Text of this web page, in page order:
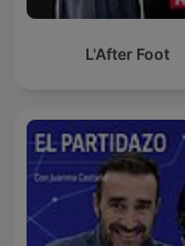
L'After Foot